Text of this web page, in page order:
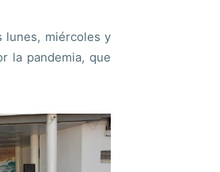
lunes, miércoles y
la pandemia, que